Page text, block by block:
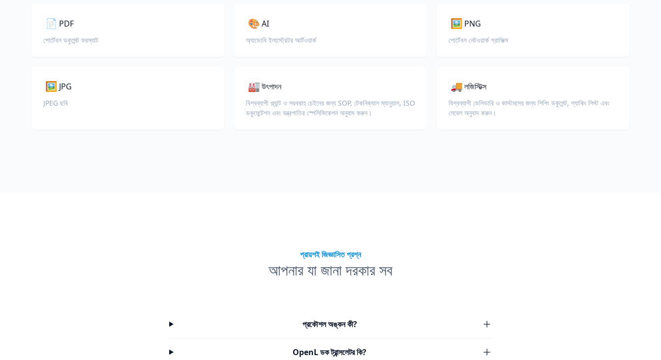
📄 PDF
পোর্টেবল ডকুমেন্ট ফরম্যাট
🎨AI
অ্যাডোবি ইলাস্ট্রেটর আর্টওয়ার্ক
🖼️ PNG
পোর্টেবল নেটওয়ার্ক গ্রাফিক্স
🖼️ JPG
JPEG ছবি
🏭উৎপাদন
বিশ্বব্যাপী প্ল্যান্ট ও সরবরাহ চেইনের জন্য SOP, টেকনিক্যাল ম্যানুয়াল, ISO
ডকুমেন্টেশন এবং যন্ত্রপাতির স্পেসিফিকেশন অনুবাদ করুন।
🚚লজিস্টিক্স
বিশ্বব্যাপী ডেলিভারি ও কাস্টমসের জন্য শিপিং ডকুমেন্ট, প্যাকিং লিস্ট এবং
লেবেল অনুবাদ করুন।
প্রায়শই জিজ্ঞাসিত প্রশ্ন
আপনার যা জানা দরকার সব
প্রকৌশল অঙ্কন কী?
OpenL ডক ট্রান্সলেটর কি?